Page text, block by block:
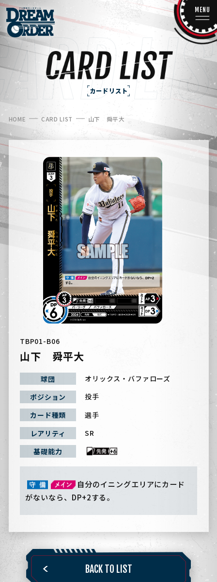
MENU
カードリスト
HOME CARD LIST 山下 舜平大
TBP01-B06
山下 舜平大
球団
オリックス・バファローズ
ポジション
投手
カード種類
選手
レアリティ
SR
基礎能力
自分のイニングエリアにカード
がないなら、DP+2する。
BACK TO LIST